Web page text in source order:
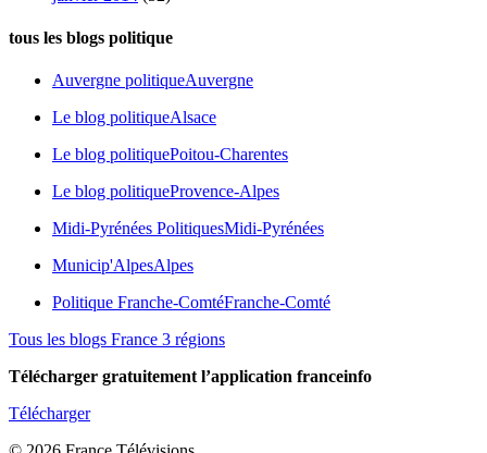
tous les blogs politique
Auvergne politiqueAuvergne
Le blog politiqueAlsace
Le blog politiquePoitou-Charentes
Le blog politiqueProvence-Alpes
Midi-Pyrénées PolitiquesMidi-Pyrénées
Municip'AlpesAlpes
Politique Franche-ComtéFranche-Comté
Tous les blogs France 3 régions
Télécharger gratuitement l’application franceinfo
Télécharger